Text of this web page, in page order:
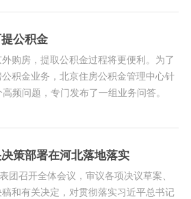
公积金
购房，提取公积金过程将更便利。为了
积金业务，北京住房公积金管理中心针
频问题，专门发布了一组业务问答。
策部署在河北落地落实
团召开全体会议，审议各项决议草案、
和有关决定，对贯彻落实习近平总书记